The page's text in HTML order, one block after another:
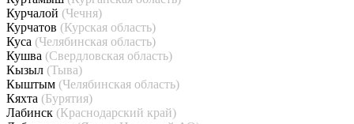
Курчалой (Чечня)
Курчатов (Курская область)
Куса (Челябинская область)
Кушва (Свердловская область)
Кызыл (Тыва)
Кыштым (Челябинская область)
Кяхта (Бурятия)
Лабинск (Краснодарский край)